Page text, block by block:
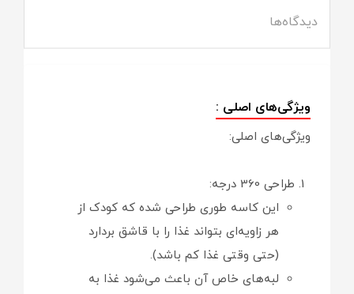
دیدگاه‌ها
ویژگی‌های اصلی :
ویژگی‌های اصلی:
طراحی 360 درجه:
این کاسه طوری طراحی شده که کودک از
هر زاویه‌ای بتواند غذا را با قاشق بردارد
(حتی وقتی غذا کم باشد).
لبه‌های خاص آن باعث می‌شود غذا به